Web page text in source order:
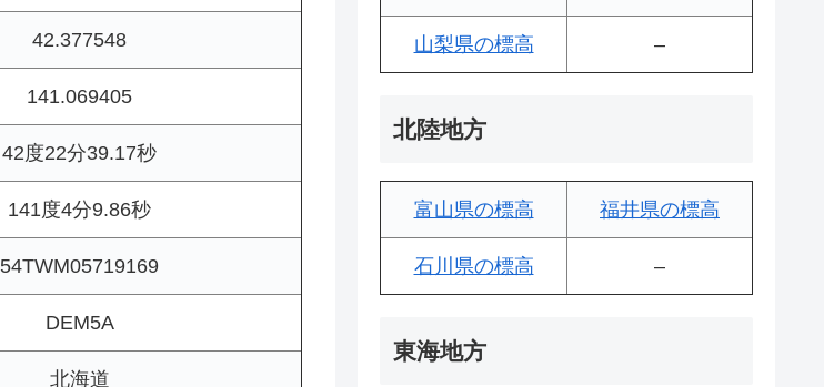
42.377548
141.069405
42度22分39.17秒
141度4分9.86秒
54TWM05719169
DEM5A
北海道
山梨県の標高 –
北陸地方
富山県の標高 福井県の標高
石川県の標高 –
東海地方